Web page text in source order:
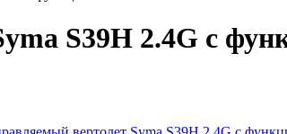
S39H 2.4G с